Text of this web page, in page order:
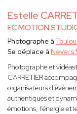
Estelle
EC MOTION
Photographe à
Se déplace à
Photographe et
CARRETIER
organisateurs
authentiques et
émotions, l’énergie et